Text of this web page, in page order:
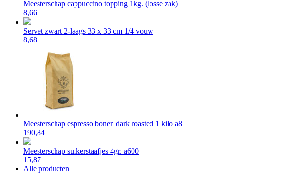
Meesterschap cappuccino topping 1kg. (losse zak)
8,66
Servet zwart 2-laags 33 x 33 cm 1/4 vouw
8,68
Meesterschap espresso bonen dark roasted 1 kilo a8
190,84
Meesterschap suikerstaafjes 4gr. a600
15,87
Alle producten